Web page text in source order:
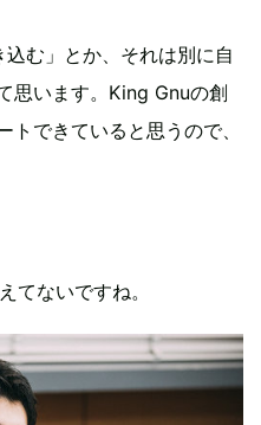
む」とか、それは別に自
思います。King Gnuの創
できていると思うので、
てないですね。